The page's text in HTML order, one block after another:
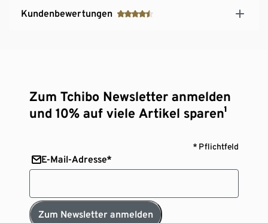
Kundenbewertungen
Zum Tchibo Newsletter anmelden
und 10% auf viele Artikel sparen¹
* Pflichtfeld
E-Mail-Adresse*
Zum Newsletter anmelden